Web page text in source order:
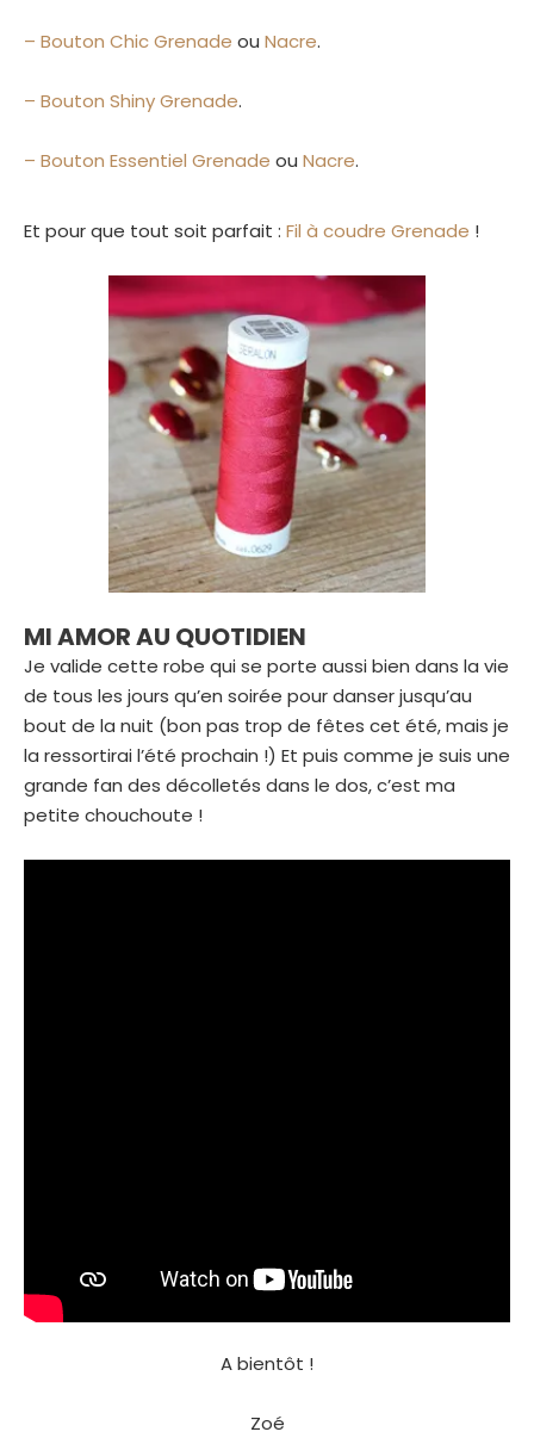
– Bouton Chic Grenade ou Nacre.
– Bouton Shiny Grenade.
– Bouton Essentiel Grenade ou Nacre.
Et pour que tout soit parfait : Fil à coudre Grenade !
MI AMOR AU QUOTIDIEN
Je valide cette robe qui se porte aussi bien dans la vie
de tous les jours qu’en soirée pour danser jusqu’au
bout de la nuit (bon pas trop de fêtes cet été, mais je
la ressortirai l’été prochain !) Et puis comme je suis une
grande fan des décolletés dans le dos, c’est ma
petite chouchoute !
A bientôt !
Zoé